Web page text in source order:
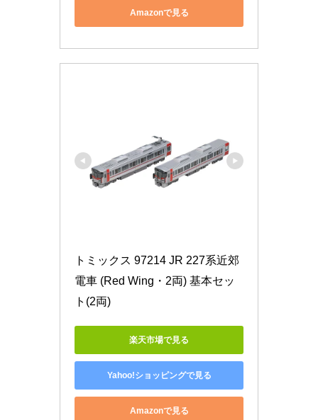
Amazonで見る
トミックス 97214 JR 227系近郊
電車 (Red Wing・2両) 基本セッ
ト(2両)
楽天市場で見る
Yahoo!ショッピングで見る
Amazonで見る